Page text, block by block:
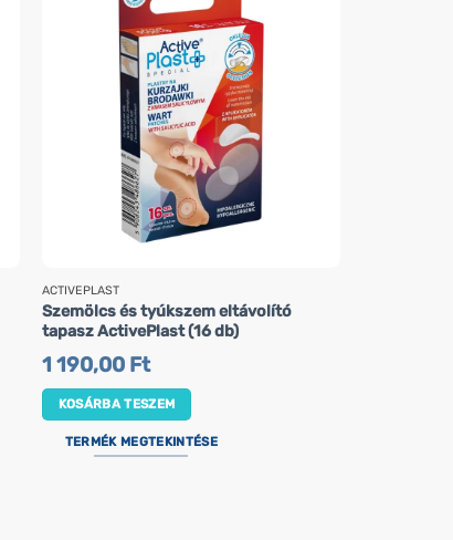
ACTIVEPLAST
Szemölcs és tyúkszem eltávolító
tapasz ActivePlast (16 db)
1 190,00 Ft
KOSÁRBA TESZEM
TERMÉK MEGTEKINTÉSE